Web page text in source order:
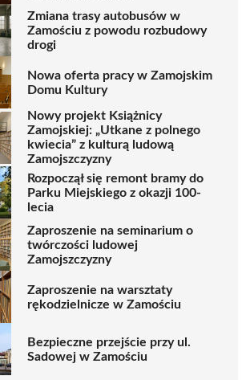
Zmiana trasy autobusów w
Zamościu z powodu rozbudowy
drogi
Nowa oferta pracy w Zamojskim
Domu Kultury
Nowy projekt Książnicy
Zamojskiej: „Utkane z polnego
kwiecia” z kulturą ludową
Zamojszczyzny
Rozpoczął się remont bramy do
Parku Miejskiego z okazji 100-
lecia
Zaproszenie na seminarium o
twórczości ludowej
Zamojszczyzny
Zaproszenie na warsztaty
rękodzielnicze w Zamościu
Bezpieczne przejście przy ul.
Sadowej w Zamościu